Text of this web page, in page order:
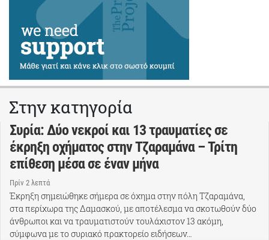
Στην κατηγορία
Συρία: Δύο νεκροί και 13 τραυματίες σε
έκρηξη οχήματος στην Τζαραμάνα – Τρίτη
επίθεση μέσα σε έναν μήνα
Πρίν 2 λεπτά
Έκρηξη σημειώθηκε σήμερα σε όχημα στην πόλη Τζαραμάνα,
στα περίχωρα της Δαμασκού, με αποτέλεσμα να σκοτωθούν δύο
άνθρωποι και να τραυματιστούν τουλάχιστον 13 ακόμη,
σύμφωνα με το συριακό πρακτορείο ειδήσεων…